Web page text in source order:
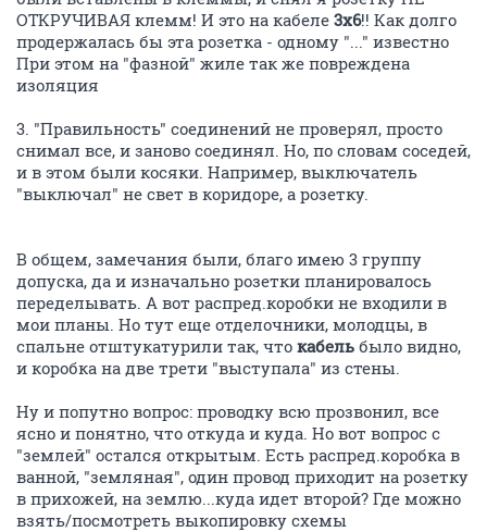
ОТКРУЧИВАЯ клемм! И это на кабеле 3х6!! Как долго
продержалась бы эта розетка - одному "..." известно
При этом на "фазной" жиле так же повреждена
изоляция
3. "Правильность" соединений не проверял, просто
снимал все, и заново соединял. Но, по словам соседей,
и в этом были косяки. Например, выключатель
"выключал" не свет в коридоре, а розетку.
В общем, замечания были, благо имею 3 группу
допуска, да и изначально розетки планировалось
переделывать. А вот распред.коробки не входили в
мои планы. Но тут еще отделочники, молодцы, в
спальне отштукатурили так, что кабель было видно,
и коробка на две трети "выступала" из стены.
Ну и попутно вопрос: проводку всю прозвонил, все
ясно и понятно, что откуда и куда. Но вот вопрос с
"землей" остался открытым. Есть распред.коробка в
ванной, "земляная", один провод приходит на розетку
в прихожей, на землю...куда идет второй? Где можно
взять/посмотреть выкопировку схемы